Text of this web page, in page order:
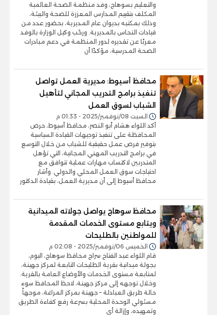
والتعليم بسوهاج، وفد منظمة الصحة العالمية
المكلف بتقييم المدارس المعززة للصحة والبيئة،
وذلك بمكتبه بديوان عام المديرية، بحضور عدد من
قيادات النحاس بالمديرية. ورحّب وكيل الوزارة بالوفد
معربًا عن تقديره لدور المنظمة في دعم مبادرات
الصحة المدرسية، مؤكدًا أن
محافظ أسيوط: مديرية العمل تواصل
تنفيذ برامج التدريب المجاني لتأهيل
الشباب لسوق العمل
السبت 08/نوفمبر/2025 - 01:33 م
أكد اللواء هشام أبو النصر، محافظ أسيوط، حرص
المحافظة على تنفيذ توجيهات القيادة السياسية
بتوفير فرص عمل حقيقية للشباب من خلال التوسع
في برامج التدريب المهني المجانية، التي تؤهل
المتدربين لاكتساب مهارات عملية تتوافق مع
احتياجات سوق العمل المحلي والدولي. وأشار
محافظ أسيوط إلى أن مديرية العمل، بقيادة الدكتور
محافظ سوهاج يواصل جولاته الميدانية
ويتابع مستوى الخدمات المقدمة
للمواطنين بالطليحات
الخميس 06/نوفمبر/2025 - 02:08 م
قام اللواء عبد الفتاح سراج محافظ سوهاج، اليوم،
بجولة ميدانية بقرية الطليحات التابعة لمركز جهينة،
لمتابعة مستوى الخدمات والأوضاع العامة بالقرية.
وخلال توجهه إلى مركز جهينة، لاحظ المحافظ سوء
حالة طريق العبادلة – جهينة بمركز المراغة، موجهاً
مسئولي الوحدة المحلية بسرعة رفع كفاءة الطريق
وتمهيده، وإزالة أي